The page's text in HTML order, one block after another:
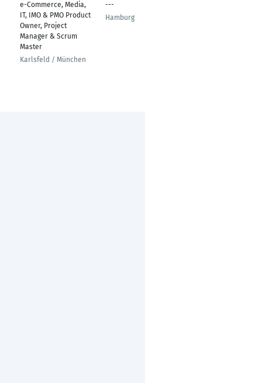
e-Commerce, Media,
IT, IMO & PMO Product
Owner, Project
Manager & Scrum
Master
Karlsfeld / München
---
Hamburg